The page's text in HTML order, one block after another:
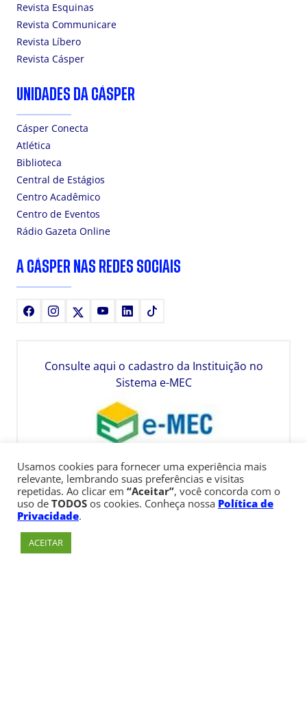
Revista Esquinas
Revista Communicare
Revista Líbero
Revista Cásper
UNIDADES DA CÁSPER
Cásper Conecta
Atlética
Biblioteca
Central de Estágios
Centro Acadêmico
Centro de Eventos
Rádio Gazeta Online
A CÁSPER NAS REDES SOCIAIS
FacebookInstagram YoutubeLinkedIn
Consulte aqui o cadastro da Instituição no
Sistema e-MEC
Usamos cookies para fornecer uma experiência mais
relevante, lembrando suas preferências e visitas
repetidas. Ao clicar em “Aceitar”, você concorda com o
uso de TODOS os cookies. Conheça nossa Política de
Privacidade.
ACEITAR